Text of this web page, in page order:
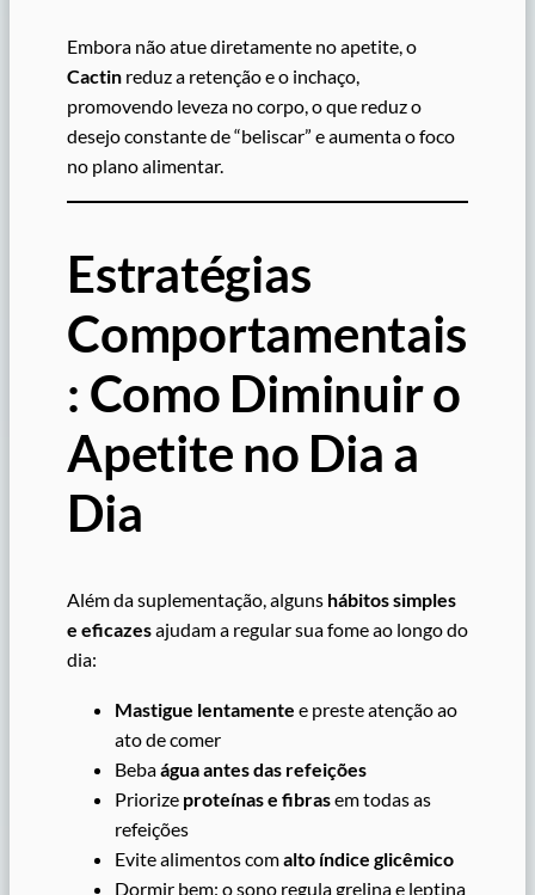
Embora não atue diretamente no apetite, o
Cactin reduz a retenção e o inchaço,
promovendo leveza no corpo, o que reduz o
desejo constante de “beliscar” e aumenta o foco
no plano alimentar.
Estratégias
Comportamentais
: Como Diminuir o
Apetite no Dia a
Dia
Além da suplementação, alguns hábitos simples
e eficazesajudam a regular sua fome ao longo do
dia:
Mastigue lentamente e preste atenção ao
ato de comer
Bebaágua antes das refeições
Priorize proteínas e fibrasem todas as
refeições
Evite alimentos comalto índice glicêmico
Dormir bem: o sono regula grelina e leptina